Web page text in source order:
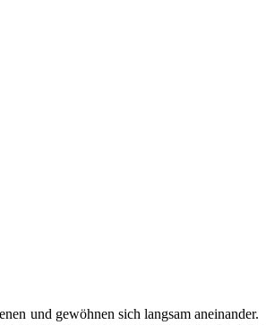
und gewöhnen sich langsam aneinander.